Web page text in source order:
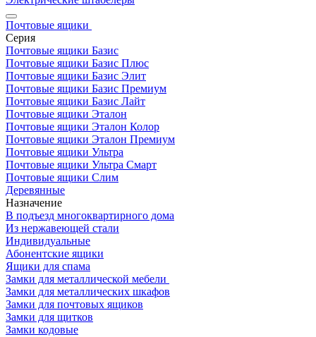
Почтовые ящики
Серия
Почтовые ящики Базис
Почтовые ящики Базис Плюс
Почтовые ящики Базис Элит
Почтовые ящики Базис Премиум
Почтовые ящики Базис Лайт
Почтовые ящики Эталон
Почтовые ящики Эталон Колор
Почтовые ящики Эталон Премиум
Почтовые ящики Ультра
Почтовые ящики Ультра Смарт
Почтовые ящики Слим
Деревянные
Назначение
В подъезд многоквартирного дома
Из нержавеющей стали
Индивидуальные
Абонентские ящики
Ящики для спама
Замки для металлической мебели
Замки для металлических шкафов
Замки для почтовых ящиков
Замки для щитков
Замки кодовые